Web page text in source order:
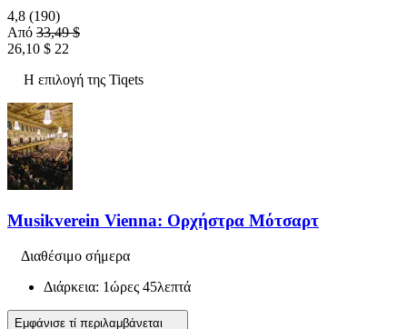
4,8 (190)
Από 33,49 $
26,10 $ 22
Η επιλογή της Tiqets
Musikverein Vienna: Ορχήστρα Μότσαρτ
Διαθέσιμο σήμερα
Διάρκεια: 1ώρες 45λεπτά
Εμφάνισε τί περιλαμβάνεται